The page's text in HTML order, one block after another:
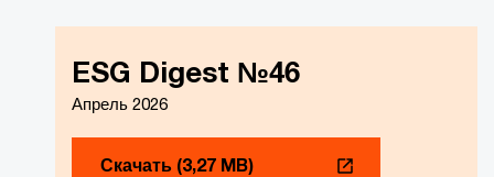
ESG Digest №46
Апрель 2026
Скачать (3,27 MB)